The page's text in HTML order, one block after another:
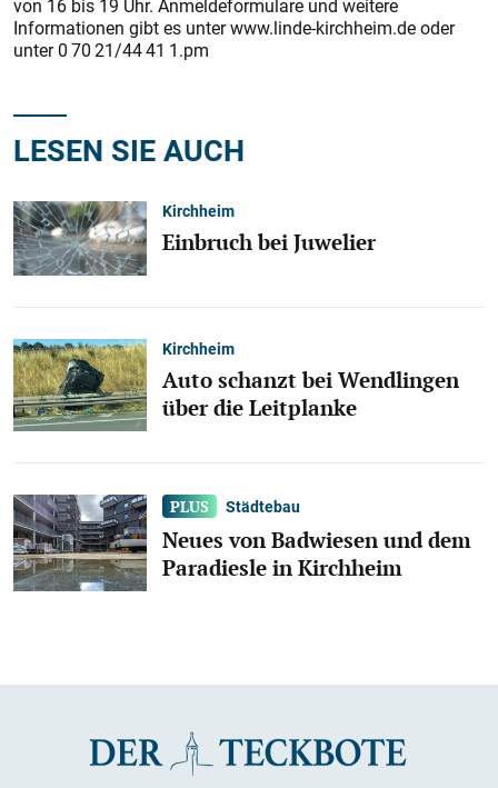
von 16 bis 19 Uhr. Anmeldeformulare und weitere
Informationen gibt es unter www.linde-kirchheim.de oder
unter 0 70 21/44 41 1.pm
LESEN SIE AUCH
Kirchheim
Einbruch bei Juwelier
Kirchheim
Auto schanzt bei Wendlingen
über die Leitplanke
Städtebau
Neues von Badwiesen und dem
Paradiesle in Kirchheim